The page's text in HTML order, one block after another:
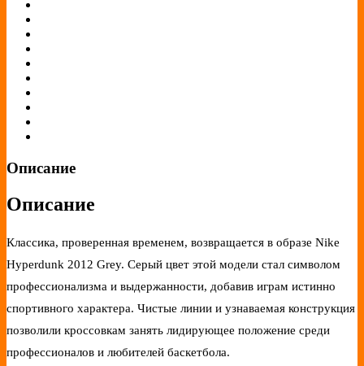
Описание
Описание
Классика, проверенная временем, возвращается в образе Nike
Hyperdunk 2012 Grey. Серый цвет этой модели стал символом
профессионализма и выдержанности, добавив играм истинно
спортивного характера. Чистые линии и узнаваемая конструкция
позволили кроссовкам занять лидирующее положение среди
профессионалов и любителей баскетбола.